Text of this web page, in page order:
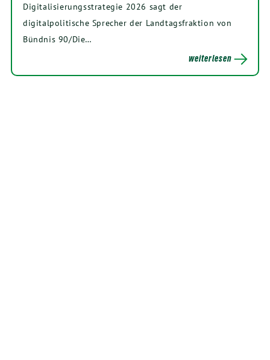
Digitalisierungsstrategie 2026 sagt der
digitalpolitische Sprecher der Landtagsfraktion von
Bündnis 90/Die…
weiterlesen